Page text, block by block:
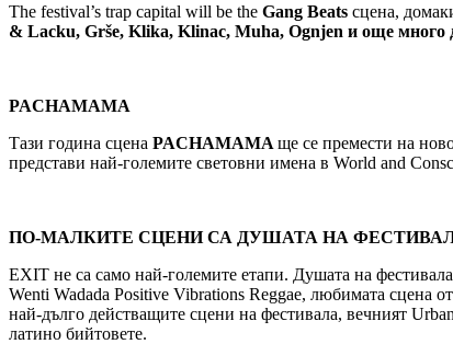
The festival’s trap capital will be the Gang Beats сцена,
& Lacku, Grše, Klika, Klinac, Muha, Ognjen и още много
PACHAMAMA
Тази година сцена PACHAMAMA ще се премести на
представи най-големите световни имена в World and
ПО-МАЛКИТЕ СЦЕНИ СА ДУШАТА НА
EXIT не са само най-големите етапи. Душата на
Wenti Wadada Positive Vibrations Reggae, любимата сцена
най-дълго действащите сцени на фестивала, вечният
латино бийтовете.